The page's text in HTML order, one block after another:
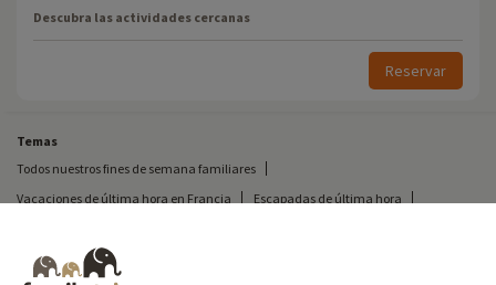
Descubra las actividades cercanas
Reservar
Temas
Todos nuestros fines de semana familiares
Vacaciones de última hora en Francia
Escapadas de última hora
Vacaciones en camping en Francia